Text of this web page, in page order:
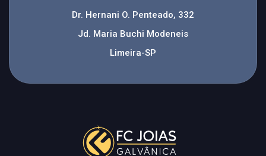
Dr. Hernani O. Penteado, 332
Jd. Maria Buchi Modeneis
Limeira-SP